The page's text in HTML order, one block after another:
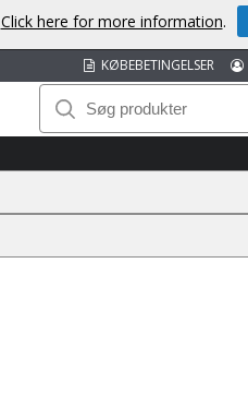
KØBEBETINGELSER
Click here for more information.